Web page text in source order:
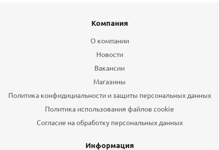
Компания
О компании
Новости
Вакансии
Магазины
Политика конфидициальности и защиты персональных данных
Политика использования файлов cookie
Согласие на обработку персональных данных
Информация